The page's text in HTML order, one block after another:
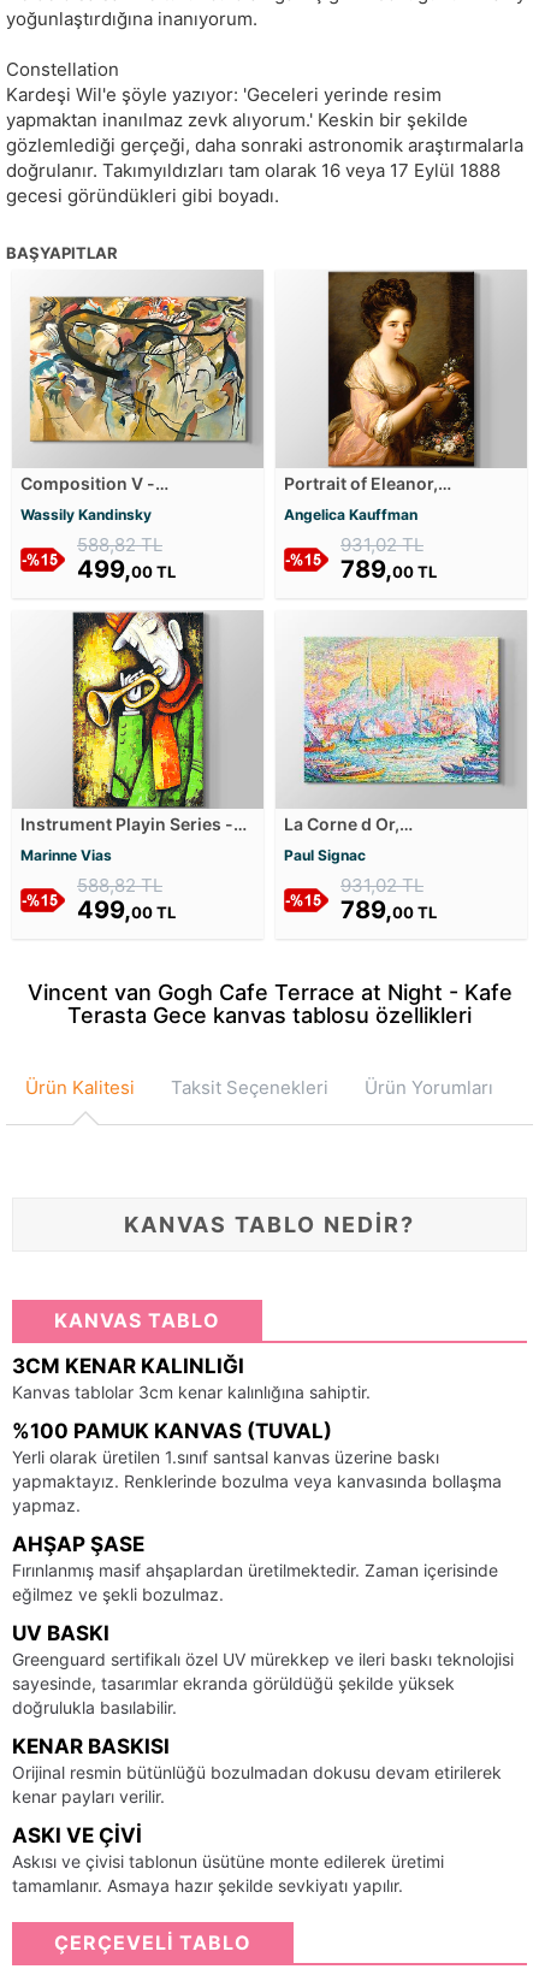
yoğunlaştırdığına inanıyorum.
Constellation
Kardeşi Wil'e şöyle yazıyor: 'Geceleri yerinde resim
yapmaktan inanılmaz zevk alıyorum.' Keskin bir şekilde
gözlemlediği gerçeği, daha sonraki astronomik araştırmalarla
doğrulanır. Takımyıldızları tam olarak 16 veya 17 Eylül 1888
gecesi göründükleri gibi boyadı.
BAŞYAPITLAR
Composition V -
Kompozisyon 5 Kanvas
Tablosu
Wassily Kandinsky
588,82 TL
499,00 TL
Portrait of Eleanor,
Countess of Lauderdale
Kanvas Tablosu
Angelica Kauffman
931,02 TL
789,00 TL
Instrument Playin Series -
Trompet Kanvas Tablosu
Marinne Vias
588,82 TL
499,00 TL
La Corne d Or,
Constantinople Kanvas
Tablosu
Paul Signac
931,02 TL
789,00 TL
Vincent van Gogh Cafe Terrace at Night - Kafe
Terasta Gece kanvas tablosu özellikleri
Ürün Kalitesi Taksit Seçenekleri Ürün Yorumları
KANVAS TABLO NEDİR?
KANVAS TABLO
3CM KENAR KALINLIĞI
Kanvas tablolar 3cm kenar kalınlığına sahiptir.
%100 PAMUK KANVAS (TUVAL)
Yerli olarak üretilen 1.sınıf santsal kanvas üzerine baskı
yapmaktayız. Renklerinde bozulma veya kanvasında bollaşma
yapmaz.
AHŞAP ŞASE
Fırınlanmış masif ahşaplardan üretilmektedir. Zaman içerisinde
eğilmez ve şekli bozulmaz.
UV BASKI
Greenguard sertifikalı özel UV mürekkep ve ileri baskı teknolojisi
sayesinde, tasarımlar ekranda görüldüğü şekilde yüksek
doğrulukla basılabilir.
KENAR BASKISI
Orijinal resmin bütünlüğü bozulmadan dokusu devam etirilerek
kenar payları verilir.
ASKI VE ÇIVI
Askısı ve çivisi tablonun üsütüne monte edilerek üretimi
tamamlanır. Asmaya hazır şekilde sevkiyatı yapılır.
ÇERÇEVELİ TABLO